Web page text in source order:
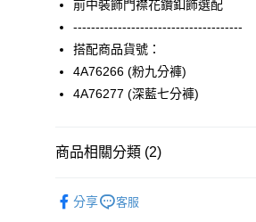
匯豐（台灣）商業銀行
元大商業銀行
台新國際商業銀行
台灣樂天信用卡公司
AFTEE先享後付
相關說明
【關於「AFTEE先享後付」】
AFTEE先享後付是「在收到商品之後才
２．便利：只要手機號碼，簡訊認證，即
【「AFTEE先享後付」結帳流程】
ATM付款
運送方式
全家取貨付款
前中裝飾門襟花鑽釦飾選配
--------------------------------------
搭配商品貨號：
4A76266 (粉九分褲)
4A76277 (深藍七分褲)
商品相關分類 (2)
品 分享 客服